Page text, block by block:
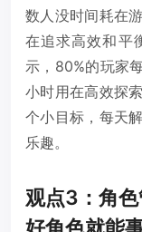
数人没时间耗在
在追求高效和平
示，80%的玩家
小时用在高效探
个小目标，每天
乐趣。
观点3：角
好角色就能